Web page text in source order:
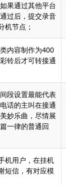
果通过其他平台
过后，提交录音
机节点；
内容制作为400
铃后才可转接通
段设置最能代表
话的主叫在接通
妙乐曲，尽情展
一律的普通回
机用户，在挂机
短信，有对应模